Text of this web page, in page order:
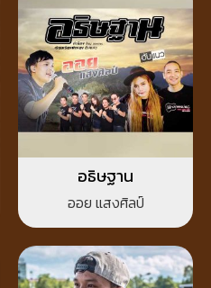
อธิษฐาน
ออย แสงศิลป์